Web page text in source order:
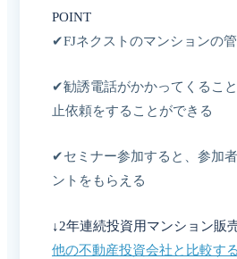
POINT
✔︎FJネクストのマンションの
✔︎勧誘電話がかかってくるこ
止依頼をすることができる
✔︎セミナー参加すると、参加
ントをもらえる
↓2年連続投資用マンション販
他の不動産投資会社と比較する